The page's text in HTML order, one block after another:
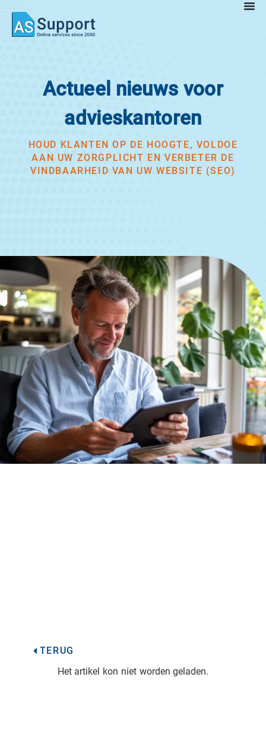
Actueel nieuws voor
advieskantoren
HOUD KLANTEN OP DE HOOGTE, VOLDOE
AAN UW ZORGPLICHT EN VERBETER DE
VINDBAARHEID VAN UW WEBSITE (SEO)
TERUG
Het artikel kon niet worden geladen.